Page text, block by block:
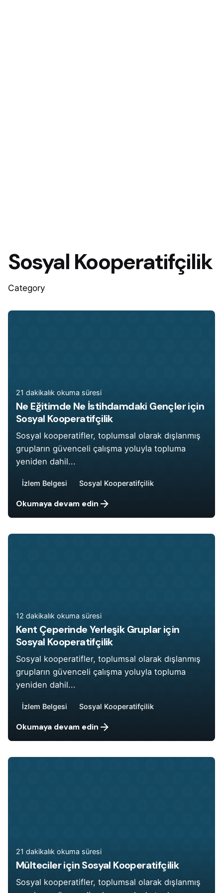
Sosyal Kooperatifçilik
Category
21 dakikalık okuma süresi
Ne Eğitimde Ne İstihdamdaki Gençler için
Sosyal Kooperatifçilik
Sosyal kooperatifler, toplumsal olarak dışlanmış
grupların güvenceli çalışma yoluyla topluma
yeniden dahil...
İzlem Belgesi Sosyal Kooperatifçilik
Okumaya devam edin
12 dakikalık okuma süresi
Kent Çeperinde Yerleşik Gruplar için
Sosyal Kooperatifçilik
Sosyal kooperatifler, toplumsal olarak dışlanmış
grupların güvenceli çalışma yoluyla topluma
yeniden dahil...
İzlem Belgesi Sosyal Kooperatifçilik
Okumaya devam edin
21 dakikalık okuma süresi
Mülteciler için Sosyal Kooperatifçilik
Sosyal kooperatifler, toplumsal olarak dışlanmış